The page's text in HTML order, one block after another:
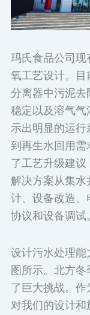
玛氏食品公司
氧工艺设计。
分离器中污泥
稳定以及溶气气
示出明显的运
到再生水回用需
了工艺升级建
解决方案从集
计、设备改造
协议和设备调试
设计污水处理
图所示。北方
了巨大挑战。作
对我们的设计